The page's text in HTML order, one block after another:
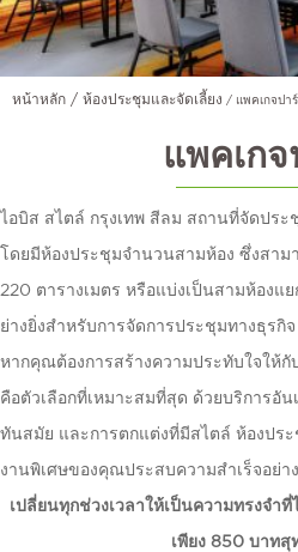
หน้าหลัก ห้องประชุมและจัดเลี้ยง แพคเกจปา
แพคเก
ไอบิส สไตล์ กรุงเทพ สีลม สถานที่จัดป
โดยมีห้องประชุมจำนวนสามห้อง ซึ่งสา
220 ตารางเมตร หรือแบ่งเป็นสามห้องแ
ย่างยิ่งสำหรับการจัดการประชุมทางธุรกิ
หากคุณต้องการสร้างความประทับใจให้
คือตัวเลือกที่เหมาะสมที่สุด ด้วยบริการอั
ทันสมัย และการตกแต่งที่มีสไตล์ ห้องปร
งานพิเศษของคุณประสบความสำเร็จอย่า
เปลี่ยนทุกช่วงเวลาให้เป็นความทรงจำ
เพียง 850 บาท